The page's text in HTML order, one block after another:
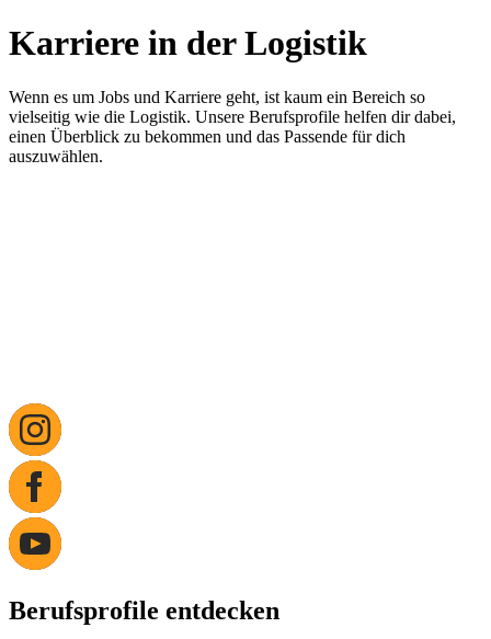
Karriere in der Logistik
Wenn es um Jobs und Karriere geht, ist kaum ein Bereich so
vielseitig wie die Logistik. Unsere Berufsprofile helfen dir dabei,
einen Überblick zu bekommen und das Passende für dich
auszuwählen.
Berufsprofile entdecken